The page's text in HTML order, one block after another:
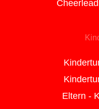
Eltern -